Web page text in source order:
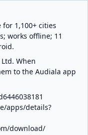
1,100+ cities
works offline; 11
When
to the Audiala app
apps/details?
download/